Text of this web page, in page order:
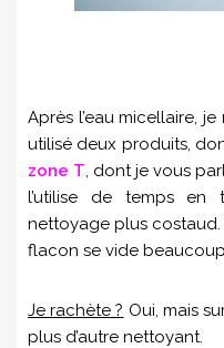
Après l’eau micellaire,
utilisé deux produits,
zone T , dont je vous
l’utilise de temps en
nettoyage plus costaud.
flacon se vide
Je rachète ? Oui, mais
plus d’autre nettoyant.